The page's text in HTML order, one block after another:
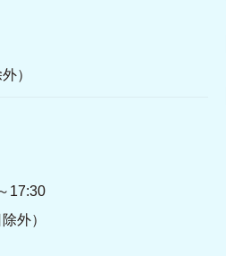
）
17:30
外）